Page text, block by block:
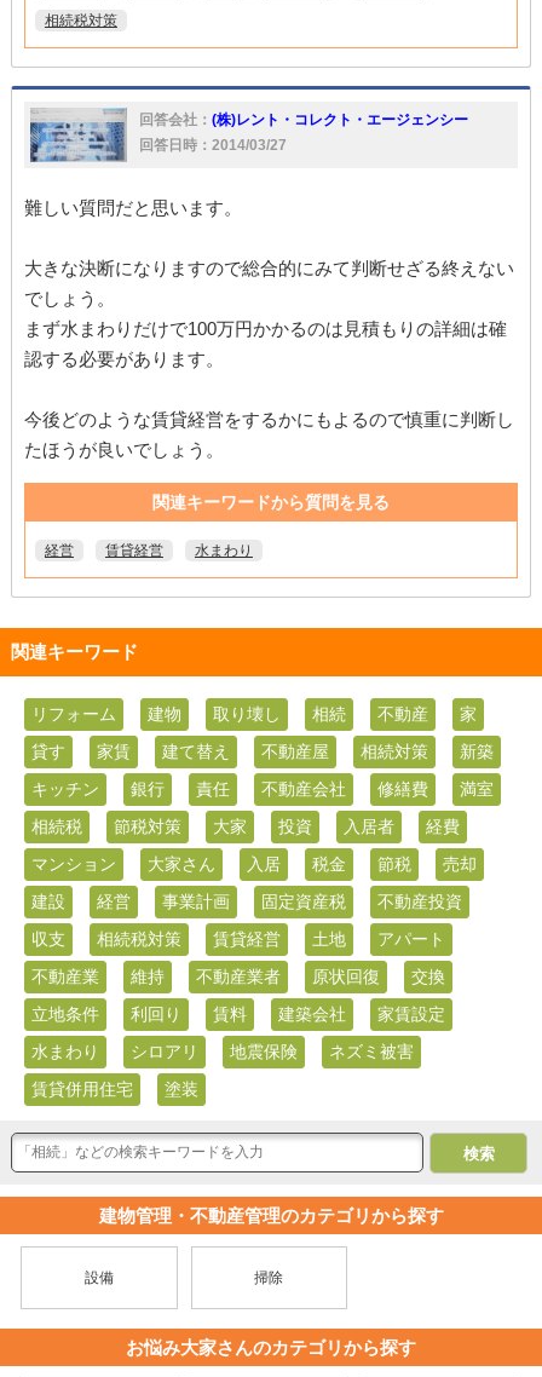
相続税対策
回答会社： (株)レント・コレクト・エージェンシー
回答日時：2014/03/27
難しい質問だと思います。
大きな決断になりますので総合的にみて判断せざる終えない
でしょう。
まず水まわりだけで100万円かかるのは見積もりの詳細は確
認する必要があります。
今後どのような賃貸経営をするかにもよるので慎重に判断し
たほうが良いでしょう。
関連キーワードから質問を見る
経営 賃貸経営 水まわり
関連キーワード
リフォーム 建物 取り壊し 相続 不動産
家
貸す
家賃 建て替え 不動産屋 相続対策
新築
キッチン
銀行 責任 不動産会社 修繕費
満室
相続税
節税対策 大家 投資 入居者
経費
マンション
大家さん 入居 税金 節税
売却
建設
経営 事業計画 固定資産税
不動産投資
収支
相続税対策 賃貸経営 土地
アパート
不動産業
維持 不動産業者 原状回復
交換
立地条件
利回り 賃料 建築会社
家賃設定
水まわり
シロアリ 地震保険
ネズミ被害
賃貸併用住宅
塗装
建物管理・不動産管理のカテゴリから探す
設備 掃除
お悩み大家さんのカテゴリから探す